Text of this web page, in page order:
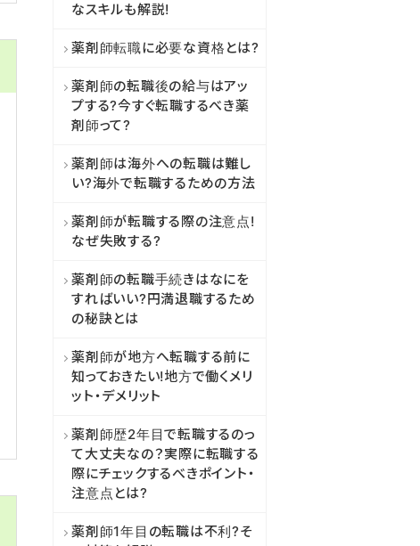
なスキルも解説!
薬剤師転職に必要な資格とは?
薬剤師の転職後の給与はアッ
プする?今すぐ転職するべき薬
剤師って?
薬剤師は海外への転職は難し
い?海外で転職するための方法
薬剤師が転職する際の注意点!
なぜ失敗する?
薬剤師の転職手続きはなにを
すればいい?円満退職するため
の秘訣とは
薬剤師が地方へ転職する前に
知っておきたい!地方で働くメリ
ット・デメリット
薬剤師歴2年目で転職するのっ
て大丈夫なの？実際に転職する
際にチェックするべきポイント・
注意点とは?
薬剤師1年目の転職は不利?そ